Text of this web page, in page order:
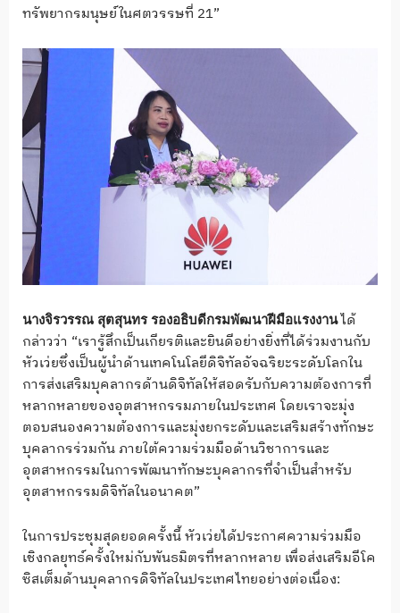
ทรัพยากรมนุษย์ในศตวรรษที่ 21”
นางจิรวรรณ สุตสุนทร รองอธิบดีกรมพัฒนาฝีมือแรงงานได้
กล่าวว่า “เรารู้สึกเป็นเกียรติและยินดีอย่างยิ่งที่ได้ร่วมงานกับ
หัวเว่ยซึ่งเป็นผู้นำด้านเทคโนโลยีดิจิทัลอัจฉริยะระดับโลกใน
การส่งเสริมบุคลากรด้านดิจิทัลให้สอดรับกับความต้องการที่
หลากหลายของอุตสาหกรรมภายในประเทศ โดยเราจะมุ่ง
ตอบสนองความต้องการและมุ่งยกระดับและเสริมสร้างทักษะ
บุคลากรร่วมกัน ภายใต้ความร่วมมือด้านวิชาการและ
อุตสาหกรรมในการพัฒนาทักษะบุคลากรที่จำเป็นสำหรับ
อุตสาหกรรมดิจิทัลในอนาคต”
ในการประชุมสุดยอดครั้งนี้ หัวเว่ยได้ประกาศความร่วมมือ
เชิงกลยุทธ์ครั้งใหม่กับพันธมิตรที่หลากหลาย เพื่อส่งเสริมอีโค
ซิสเต็มด้านบุคลากรดิจิทัลในประเทศไทยอย่างต่อเนื่อง: